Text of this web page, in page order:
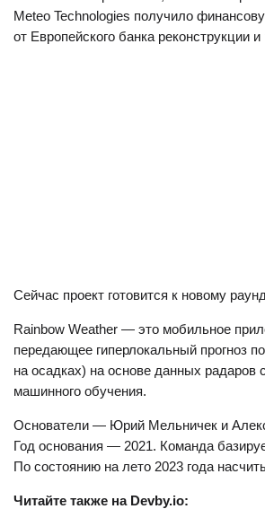
Meteo Technologies получило
от Европейского банка реконструкции и
Сейчас проект готовится к новому
Rainbow Weather — это мобильное
передающее гиперлокальный прогноз
на осадках) на основе данных радаров
машинного обучения.
Основатели — Юрий Мельничек и
Год основания — 2021. Команда
По состоянию на лето 2023 года
Читайте также на Devby.io: